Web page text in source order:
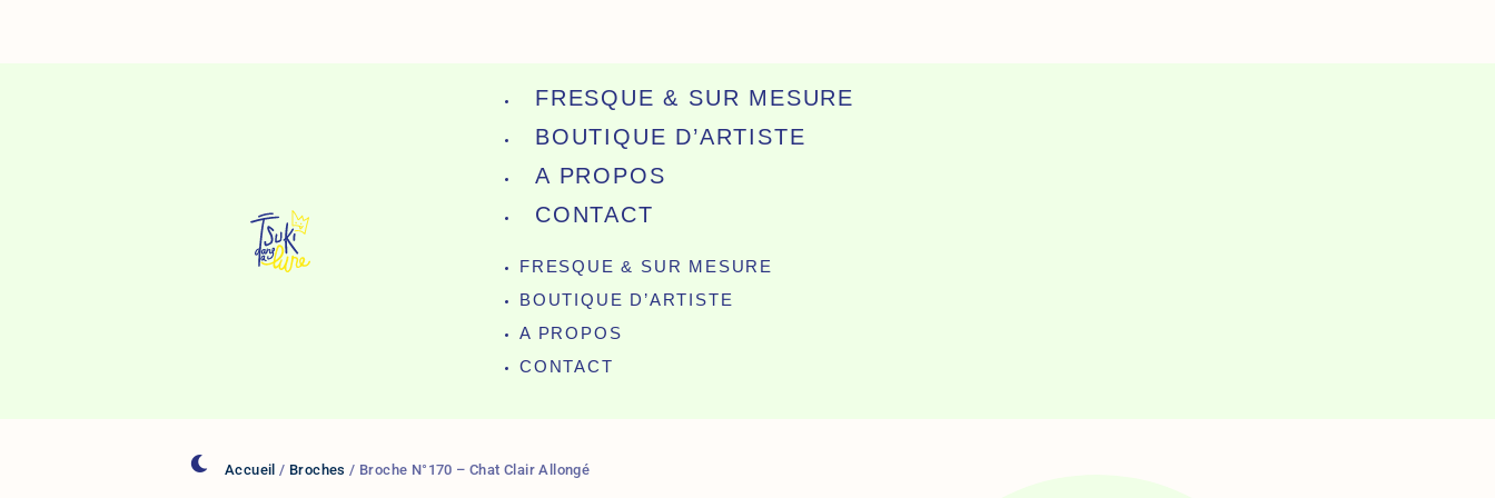
FRESQUE & SUR MESURE
BOUTIQUE D’ARTISTE
A PROPOS
CONTACT
FRESQUE & SUR MESURE
BOUTIQUE D’ARTISTE
A PROPOS
CONTACT
Accueil / Broches / Broche N°170 – Chat Clair Allongé